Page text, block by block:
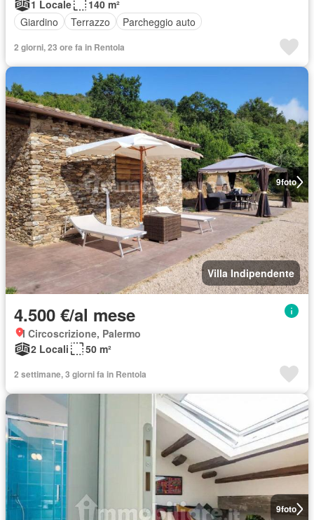
1 Locale
140 m²
Giardino
Terrazzo Parcheggio auto
2 giorni, 23 ore fa in Rentola
9foto
Villa Indipendente
4.500 €/al mese
I Circoscrizione, Palermo
2 Locali
50 m²
2 settimane, 3 giorni fa in Rentola
9foto